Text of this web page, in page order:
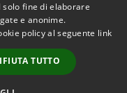
© 2026 • Comune di
Sinagra • Powered by
•
Accesso
redazione
solo fine di elaborare
e anonime.
policy al seguente link
TUTTO